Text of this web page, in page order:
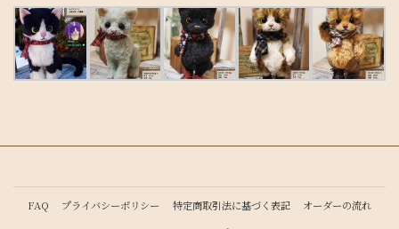
FAQ プライバシーポリシー 特定商取引法に基づく表記
オーダーの流れ